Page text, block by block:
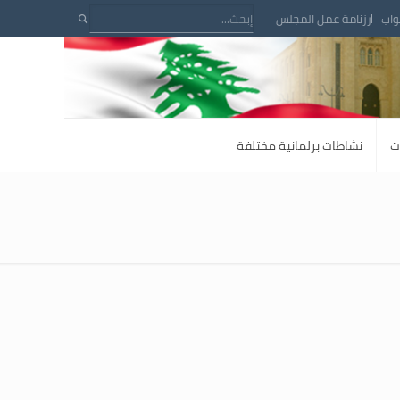
رزنامة عمل المجلس
نشاطات برلمانية مختلفة